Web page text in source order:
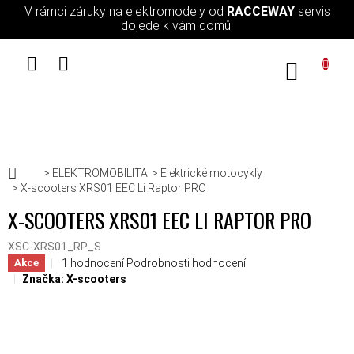
Přejít na obsah
V rámci záruky na elektromodely od RACCEWAYservis
dojede k vám domů!
Domů
ELEKTROMOBILITA
Elektrické motocykly
X-scooters XRS01 EEC Li Raptor PRO
X-SCOOTERS XRS01 EEC LI RAPTOR PRO
XSC-XRS01_RP_S
Akce Průměrné hodnocení produktu je 5,0 z 5 hvězdiček.
1 hodnocení Podrobnosti hodnocení
Značka: X-scooters